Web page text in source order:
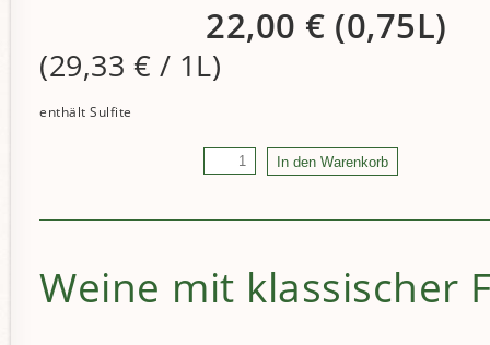
22,00 € (0,75L)
(29,33 € / 1L)
Weine mit klassischer